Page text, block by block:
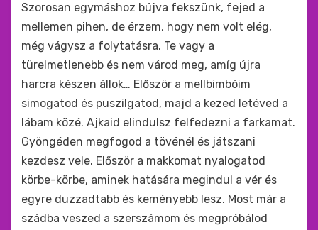
Szorosan egymáshoz bújva fekszünk, fejed a
mellemen pihen, de érzem, hogy nem volt elég,
még vágysz a folytatásra. Te vagy a
türelmetlenebb és nem várod meg, amíg újra
harcra készen állok… Először a mellbimbóim
simogatod és puszilgatod, majd a kezed letéved a
lábam közé. Ajkaid elindulsz felfedezni a farkamat.
Gyöngéden megfogod a tövénél és játszani
kezdesz vele. Először a makkomat nyalogatod
körbe-körbe, aminek hatására megindul a vér és
egyre duzzadtabb és keményebb lesz. Most már a
szádba veszed a szerszámom és megpróbálod